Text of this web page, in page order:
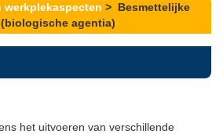
werkplekaspecten > Besmettelijke
agentia)
het uitvoeren van verschillende